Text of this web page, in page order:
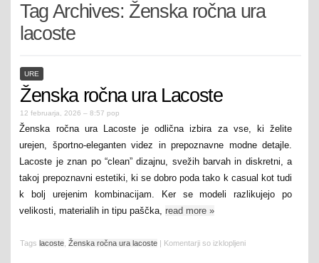
Tag Archives:Ženska ročna ura
lacoste
URE
Ženska ročna ura Lacoste
12 februarja, 2026 – 8:57 pop
Ženska ročna ura Lacoste je odlična izbira za vse, ki želite
urejen, športno-eleganten videz in prepoznavne modne detajle.
Lacoste je znan po “clean” dizajnu, svežih barvah in diskretni, a
takoj prepoznavni estetiki, ki se dobro poda tako k casual kot tudi
k bolj urejenim kombinacijam. Ker se modeli razlikujejo po
velikosti, materialih in tipu paščka, read more»
Tags lacoste Ženska ročna ura lacoste | Komentarji so izklopljeni